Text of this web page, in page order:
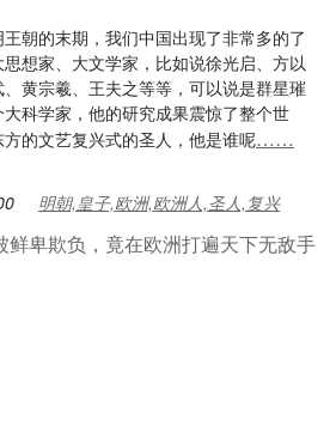
朝的末期，我们中国出现了非常多的了
想家、大文学家，比如说徐光启、方以
黄宗羲、王夫之等等，可以说是群星璀
科学家，他的研究成果震惊了整个世
的文艺复兴式的圣人，他是谁呢……
明朝,皇子,欧洲,欧洲人,圣人,复兴